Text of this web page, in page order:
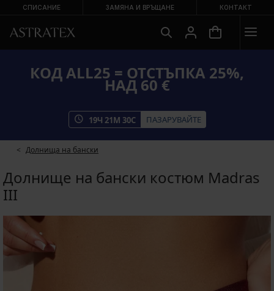
СПИСАНИЕ ЗАМЯНА И ВРЪЩАНЕ КОНТАКТ
КОД ALL25 = ОТСТЪПКА 25%,
НАД 60 €
19Ч 21М 29С ПАЗАРУВАЙТЕ
Долнища на бански
Долнище на бански костюм Madras
III